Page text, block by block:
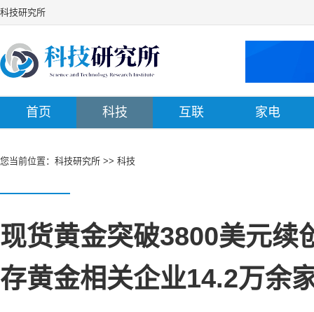
科技研究所
首页 科技 互联 家电
您当前位置： 科技研究所 >> 科技
现货黄金突破3800美元续
存黄金相关企业14.2万余